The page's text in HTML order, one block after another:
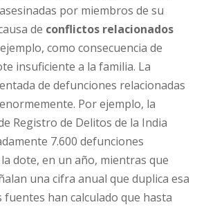
por miembros de su
de conflictos relacionados
como consecuencia de
insuficiente a la familia. La
de defunciones relacionadas
Por ejemplo, la
Registro de Delitos de la India
7.600 defunciones
dote, en un año, mientras que
una cifra anual que duplica esa
fuentes han calculado que hasta